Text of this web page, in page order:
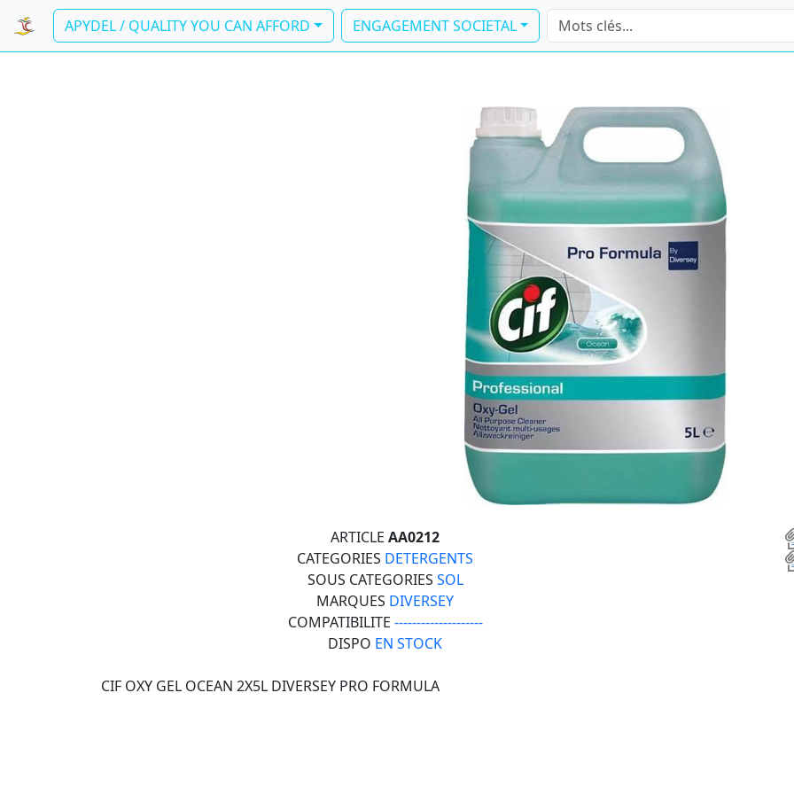
APYDEL / QUALITY YOU CAN AFFORD ENGAGEMENT SOCIETAL
ARTICLE AA0212
CATEGORIES DETERGENTS
SOUS CATEGORIES SOL
MARQUES DIVERSEY
COMPATIBILITE --------------------
DISPO EN STOCK
CIF OXY GEL OCEAN 2X5L DIVERSEY PRO FORMULA